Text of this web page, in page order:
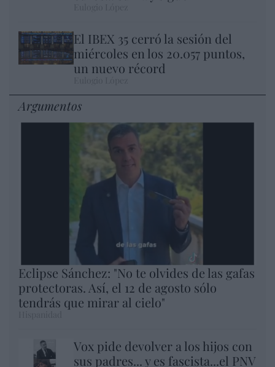
El IBEX 35 cerró la sesión del
miércoles en los 20.057 puntos,
un nuevo récord
Argumentos
Eclipse Sánchez: "No te olvides de las gafas
protectoras. Así, el 12 de agosto sólo
tendrás que mirar al cielo"
Vox pide devolver a los hijos con
sus padres... y es fascista...el PNV